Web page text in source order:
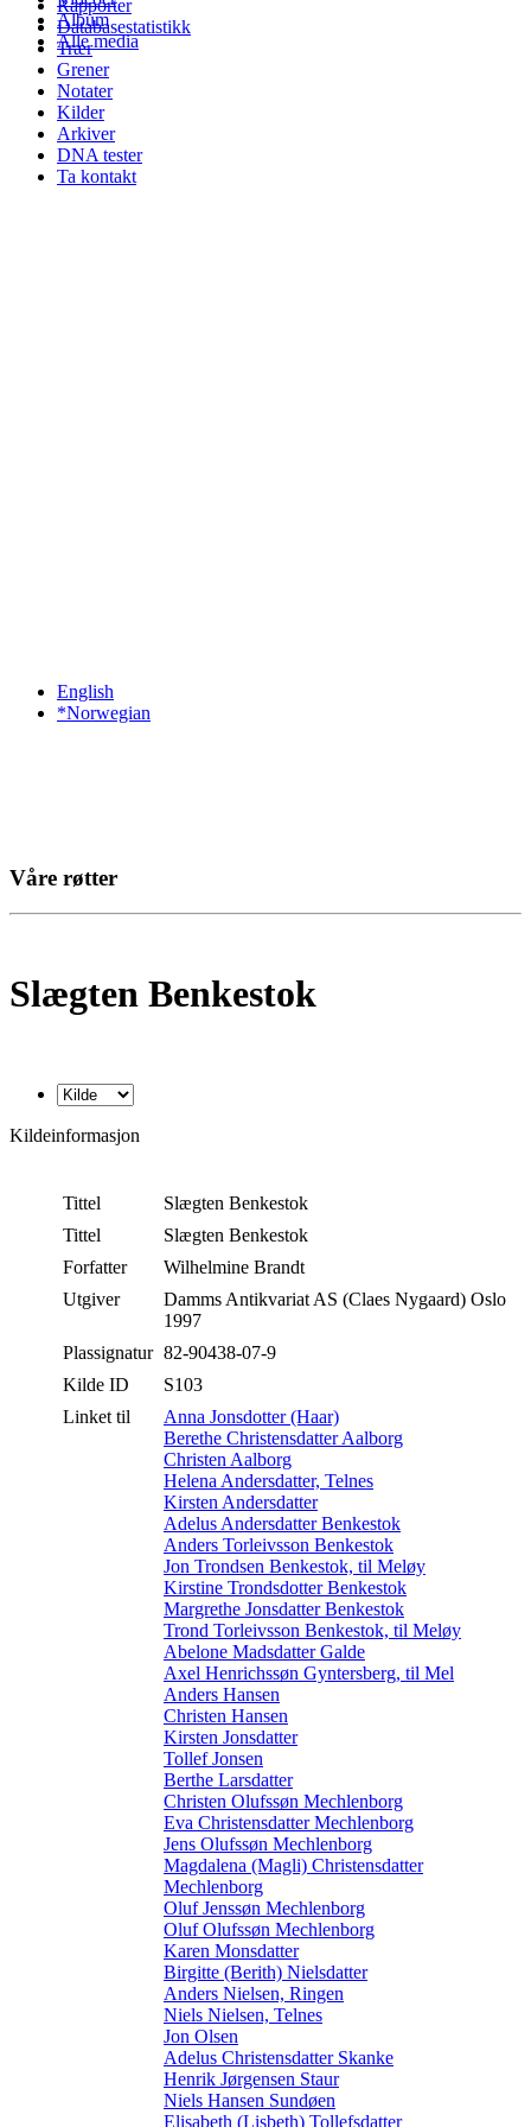
Album
Alle media
Rapporter
Databasestatistikk
Trær
Grener
Notater
Kilder
Arkiver
DNA tester
Ta kontakt
English
*Norwegian
Våre røtter
Slægten Benkestok
Kildeinformasjon
Tittel
Slægten Benkestok
Tittel
Slægten Benkestok
Forfatter
Wilhelmine Brandt
Utgiver
Damms Antikvariat AS (Claes Nygaard) Oslo
1997
Plassignatur 82-90438-07-9
Kilde ID
S103
Linket til
Anna Jonsdotter (Haar)
Berethe Christensdatter Aalborg
Christen Aalborg
Helena Andersdatter, Telnes
Kirsten Andersdatter
Adelus Andersdatter Benkestok
Anders Torleivsson Benkestok
Jon Trondsen Benkestok, til Meløy
Kirstine Trondsdotter Benkestok
Margrethe Jonsdatter Benkestok
Trond Torleivsson Benkestok, til Meløy
Abelone Madsdatter Galde
Axel Henrichssøn Gyntersberg, til Mel
Anders Hansen
Christen Hansen
Kirsten Jonsdatter
Tollef Jonsen
Berthe Larsdatter
Christen Olufssøn Mechlenborg
Eva Christensdatter Mechlenborg
Jens Olufssøn Mechlenborg
Magdalena (Magli) Christensdatter
Mechlenborg
Oluf Jenssøn Mechlenborg
Oluf Olufssøn Mechlenborg
Karen Monsdatter
Birgitte (Berith) Nielsdatter
Anders Nielsen, Ringen
Niels Nielsen, Telnes
Jon Olsen
Adelus Christensdatter Skanke
Henrik Jørgensen Staur
Niels Hansen Sundøen
Elisabeth (Lisbeth) Tollefsdatter